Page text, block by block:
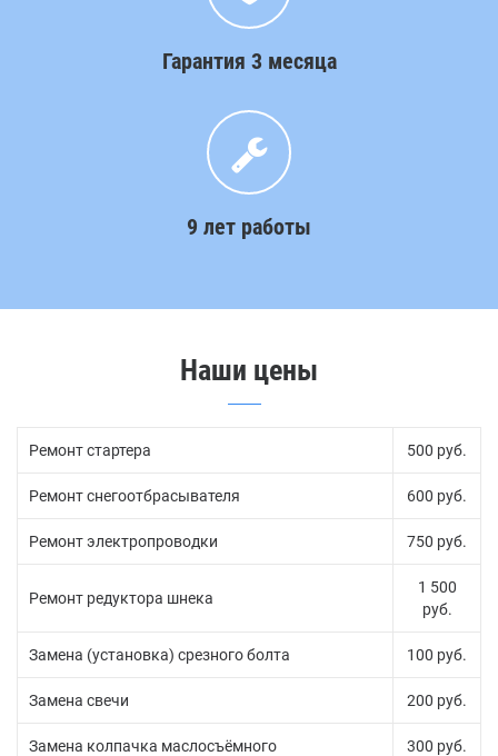
Гарантия 3 месяца
9 лет работы
Наши цены
Ремонт стартера 500 руб.
Ремонт снегоотбрасывателя 600 руб.
Ремонт электропроводки 750 руб.
Ремонт редуктора шнека
1 500
руб.
Замена (установка) срезного болта 100 руб.
Замена свечи 200 руб.
Замена колпачка маслосъёмного 300 руб.